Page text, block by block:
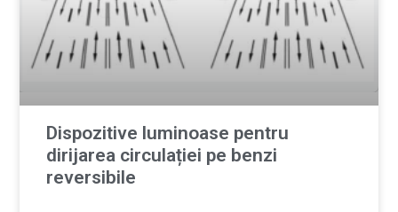
Dispozitive luminoase pentru
dirijarea circulației pe benzi
reversibile